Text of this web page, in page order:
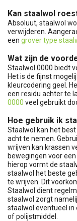
Kan staalwol
Absoluut, staalwol
verwijderen.
een grover type
Wat zijn de
Staalwol 0000 biedt
Het is de fijnst
kleurcodering geel.
een residu achter te
0000 veel gebruikt
Hoe gebruik ik
Staalwol kan het
acht te nemen.
wrijven kan krassen
bewegingen voor
hierop vormt de
staalwol het beste
te wrijven. Dit
Staalwol dient
staalwol zorgt
staalwol eventueel in
of polijstmiddel.